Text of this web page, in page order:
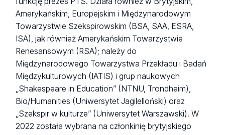
Amerykańskim, Europejskim i Międzynarodowym
Towarzystwie Szekspirowskim (BSA, SAA, ESRA,
ISA), jak również Amerykańskim Towarzystwie
Renesansowym (RSA); należy do
Międzynarodowego Towarzystwa Przekładu i Badań
Międzykulturowych (IATIS) i grup naukowych
„Shakespeare in Education” (NTNU, Trondheim),
Bio/Humanities (Uniwersytet Jagilelloński) oraz
„Szekspir w kulturze” (Uniwersytet Warszawski). W
2022 została wybrana na członkinię brytyjskiego